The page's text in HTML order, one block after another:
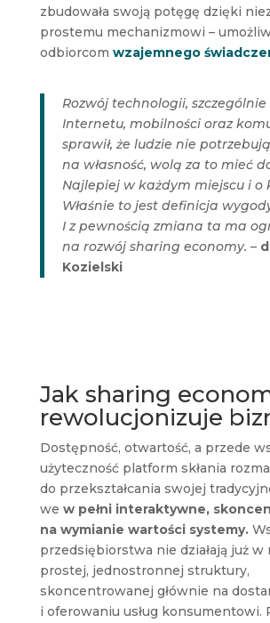
zbudowała swoją potęgę dzięki
prostemu mechanizmowi –
odbiorcom wzajemnego
Rozwój technologii, szczególnie
Internetu, mobilności oraz
sprawił, że ludzie nie
na własność, wolą za to mieć
Najlepiej w każdym miejscu i o
Właśnie to jest definicja
I z pewnością zmiana ta ma
na rozwój sharing economy. –
Kozielski
Jak sharing
rewolucjonizuje
Dostępność, otwartość, a przede
użyteczność platform skłania
do przekształcania swojej
we w pełni interaktywne,
na wymianie wartości systemy.
przedsiębiorstwa nie działają już w
prostej, jednostronnej struktury,
skoncentrowanej głównie na
i oferowaniu usług konsumentowi.